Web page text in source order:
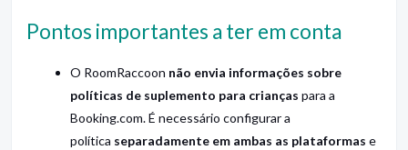
Pontos importantes a ter em conta
O RoomRaccoon não envia informações sobre
políticas de suplemento para crianças para a
Booking.com. É necessário configurar a
política separadamente em ambas as plataformas e